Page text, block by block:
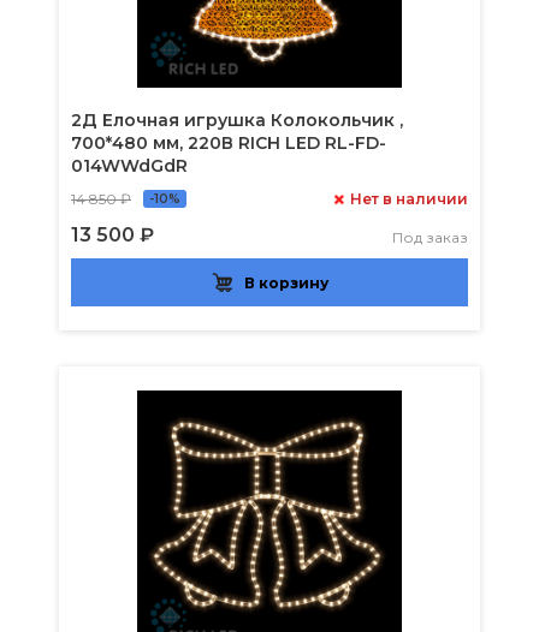
2Д Елочная игрушка Колокольчик ,
700*480 мм, 220В RICH LED RL-FD-
014WWdGdR
14 850 ₽ -10%
13 500 ₽
Нет в наличии
Под заказ
В корзину